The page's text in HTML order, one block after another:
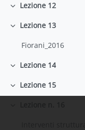
Minimizza
Lezione 12
Minimizza
Lezione 13
Fiorani_2016
Minimizza
Lezione 14
Minimizza
Lezione 15